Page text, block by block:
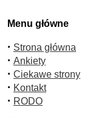
Menu główne
· Strona główna
· Ankiety
· Ciekawe strony
· Kontakt
· RODO